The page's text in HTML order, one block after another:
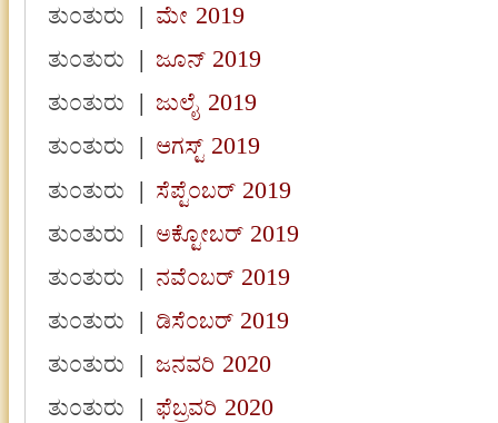
ತುಂತುರು
|ಮೇ 2019
ತುಂತುರು
|ಜೂನ್ 2019
ತುಂತುರು
|ಜುಲೈ 2019
ತುಂತುರು
|ಆಗಸ್ಟ್ 2019
ತುಂತುರು
|ಸೆಪ್ಟೆಂಬರ್ 2019
ತುಂತುರು
|ಅಕ್ಟೋಬರ್ 2019
ತುಂತುರು
|ನವೆಂಬರ್ 2019
ತುಂತುರು
|ಡಿಸೆಂಬರ್ 2019
ತುಂತುರು
|ಜನವರಿ 2020
ತುಂತುರು
|ಫೆಬ್ರವರಿ 2020